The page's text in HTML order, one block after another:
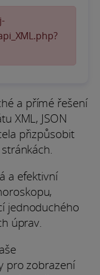
a přímé řešení
XML, JSON
přizpůsobit
a efektivní
jednoduchého
úprav.
pro zobrazení